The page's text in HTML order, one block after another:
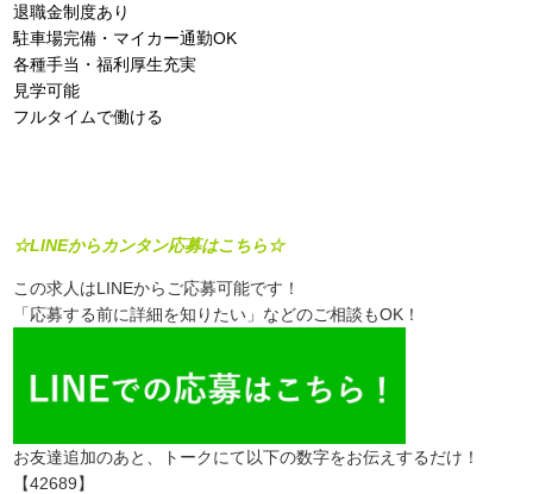
退職金制度あり
駐車場完備・マイカー通勤OK
各種手当・福利厚生充実
見学可能
フルタイムで働ける
☆LINEからカンタン応募はこちら☆
この求人はLINEからご応募可能です！
「応募する前に詳細を知りたい」などのご相談もOK！
お友達追加のあと、トークにて以下の数字をお伝えするだけ！
【42689】